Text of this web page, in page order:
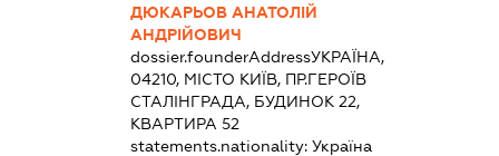
ДЮКАРЬОВ АНАТОЛІЙ
АНДРІЙОВИЧ
dossier.founderAddressУКРАЇНА,
04210, МІСТО КИЇВ, ПР.ГЕРОЇВ
СТАЛІНГРАДА, БУДИНОК 22,
КВАРТИРА 52
statements.nationality:Україна